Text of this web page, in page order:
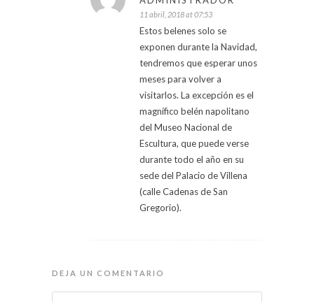
11 abril, 2018 at 07:53
Estos belenes solo se
exponen durante la Navidad,
tendremos que esperar unos
meses para volver a
visitarlos. La excepción es el
magnífico belén napolitano
del Museo Nacional de
Escultura, que puede verse
durante todo el año en su
sede del Palacio de Villena
(calle Cadenas de San
Gregorio).
DEJA UN COMENTARIO